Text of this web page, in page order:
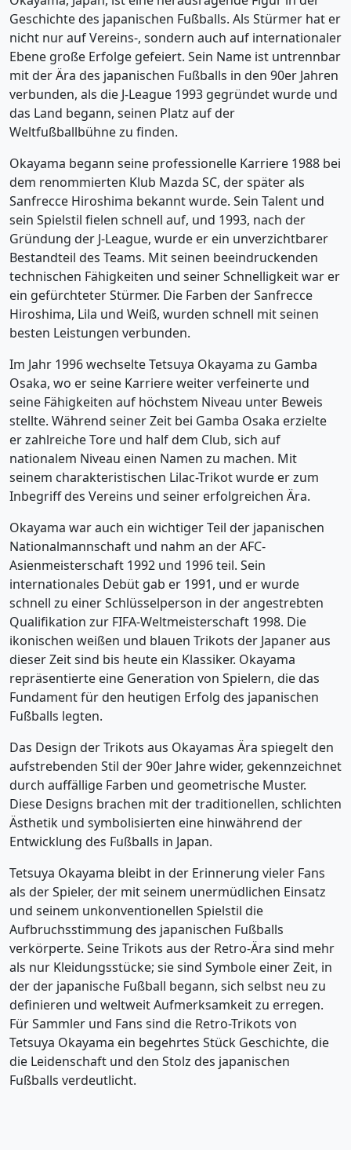
Geschichte des japanischen Fußballs. Als Stürmer hat er
nicht nur auf Vereins-, sondern auch auf internationaler
Ebene große Erfolge gefeiert. Sein Name ist untrennbar
mit der Ära des japanischen Fußballs in den 90er Jahren
verbunden, als die J-League 1993 gegründet wurde und
das Land begann, seinen Platz auf der
Weltfußballbühne zu finden.
Okayama begann seine professionelle Karriere 1988 bei
dem renommierten Klub Mazda SC, der später als
Sanfrecce Hiroshima bekannt wurde. Sein Talent und
sein Spielstil fielen schnell auf, und 1993, nach der
Gründung der J-League, wurde er ein unverzichtbarer
Bestandteil des Teams. Mit seinen beeindruckenden
technischen Fähigkeiten und seiner Schnelligkeit war er
ein gefürchteter Stürmer. Die Farben der Sanfrecce
Hiroshima, Lila und Weiß, wurden schnell mit seinen
besten Leistungen verbunden.
Im Jahr 1996 wechselte Tetsuya Okayama zu Gamba
Osaka, wo er seine Karriere weiter verfeinerte und
seine Fähigkeiten auf höchstem Niveau unter Beweis
stellte. Während seiner Zeit bei Gamba Osaka erzielte
er zahlreiche Tore und half dem Club, sich auf
nationalem Niveau einen Namen zu machen. Mit
seinem charakteristischen Lilac-Trikot wurde er zum
Inbegriff des Vereins und seiner erfolgreichen Ära.
Okayama war auch ein wichtiger Teil der japanischen
Nationalmannschaft und nahm an der AFC-
Asienmeisterschaft 1992 und 1996 teil. Sein
internationales Debüt gab er 1991, und er wurde
schnell zu einer Schlüsselperson in der angestrebten
Qualifikation zur FIFA-Weltmeisterschaft 1998. Die
ikonischen weißen und blauen Trikots der Japaner aus
dieser Zeit sind bis heute ein Klassiker. Okayama
repräsentierte eine Generation von Spielern, die das
Fundament für den heutigen Erfolg des japanischen
Fußballs legten.
Das Design der Trikots aus Okayamas Ära spiegelt den
aufstrebenden Stil der 90er Jahre wider, gekennzeichnet
durch auffällige Farben und geometrische Muster.
Diese Designs brachen mit der traditionellen, schlichten
Ästhetik und symbolisierten eine hinwährend der
Entwicklung des Fußballs in Japan.
Tetsuya Okayama bleibt in der Erinnerung vieler Fans
als der Spieler, der mit seinem unermüdlichen Einsatz
und seinem unkonventionellen Spielstil die
Aufbruchsstimmung des japanischen Fußballs
verkörperte. Seine Trikots aus der Retro-Ära sind mehr
als nur Kleidungsstücke; sie sind Symbole einer Zeit, in
der der japanische Fußball begann, sich selbst neu zu
definieren und weltweit Aufmerksamkeit zu erregen.
Für Sammler und Fans sind die Retro-Trikots von
Tetsuya Okayama ein begehrtes Stück Geschichte, die
die Leidenschaft und den Stolz des japanischen
Fußballs verdeutlicht.